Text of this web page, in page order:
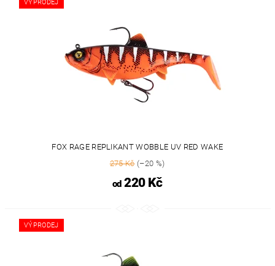
VÝPRODEJ
FOX RAGE REPLIKANT WOBBLE UV RED WAKE
275 Kč(–20 %)
od220 Kč
VÝPRODEJ